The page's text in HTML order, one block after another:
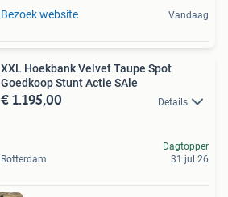
Bezoek website Vandaag
XXL Hoekbank Velvet Taupe Spot
Goedkoop Stunt Actie SAle
€ 1.195,00 Details
Rotterdam
Dagtopper
31 jul 26